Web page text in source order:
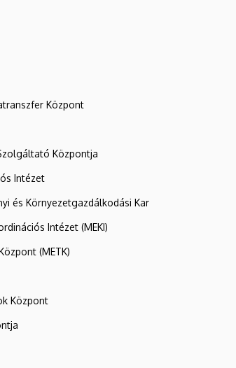
Központ
Központja
Intézet
és Környezetgazdálkodási Kar
Intézet (MEKI)
(METK)
Központ